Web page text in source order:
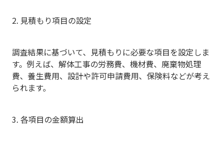
2. 見積もり項目の設定
調査結果に基づいて、見積もりに必要な項目を設定しま
す。例えば、解体工事の労務費、機材費、廃棄物処理
費、養生費用、設計や許可申請費用、保険料などが考え
られます。
3. 各項目の金額算出